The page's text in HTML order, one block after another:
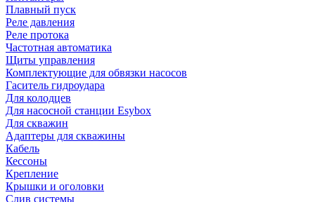
Плавный пуск
Реле давления
Реле протока
Частотная автоматика
Щиты управления
Комплектующие для обвязки насосов
Гаситель гидроудара
Для колодцев
Для насосной станции Esybox
Для скважин
Адаптеры для скважины
Кабель
Кессоны
Крепление
Крышки и оголовки
Слив системы